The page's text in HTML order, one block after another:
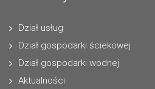
Dział usług
Dział gospodarki ściekowej
Dział gospodarki wodnej
Aktualności